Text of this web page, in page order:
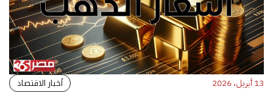
13 أبريل، 2026 أخبار الاقتصاد